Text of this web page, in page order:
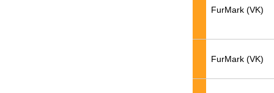
FurMark (VK)
FurMark (VK)